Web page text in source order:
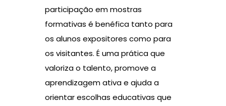
participação em mostras
formativas é benéfica tanto para
os alunos expositores como para
os visitantes. É uma prática que
valoriza o talento, promove a
aprendizagem ativa e ajuda a
orientar escolhas educativas que